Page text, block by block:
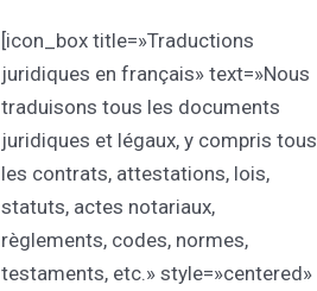
[icon_box title=»Traductions
juridiques en français» text=»Nous
traduisons tous les documents
juridiques et légaux, y compris tous
les contrats, attestations, lois,
statuts, actes notariaux,
règlements, codes, normes,
testaments, etc.» style=»centered»